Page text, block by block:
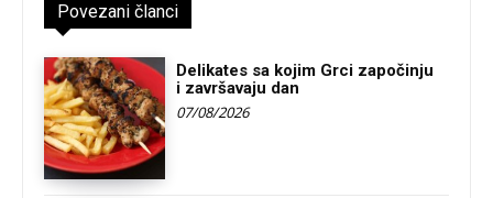
Povezani članci
Delikates sa kojim Grci započinju
i završavaju dan
07/08/2026